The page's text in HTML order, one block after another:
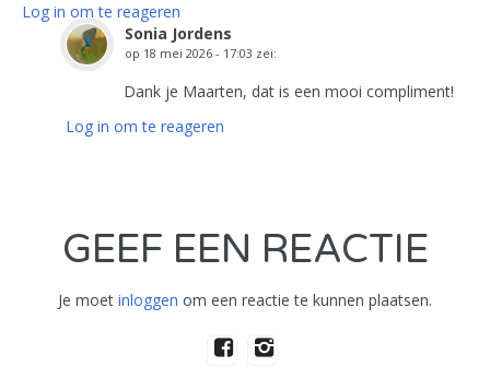
Log in om te reageren
Sonia Jordens
op 18 mei 2026 - 17:03 zei:
Dank je Maarten, dat is een mooi compliment!
Log in om te reageren
GEEF EEN REACTIE
Je moet inloggen om een reactie te kunnen plaatsen.